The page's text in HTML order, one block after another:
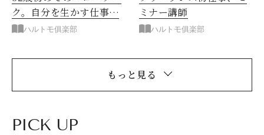
ク。自分を生かす仕事が
ないハルトモ俱楽部
ミナー講師
ハルトモ俱楽部
もっと見る
PICK UP